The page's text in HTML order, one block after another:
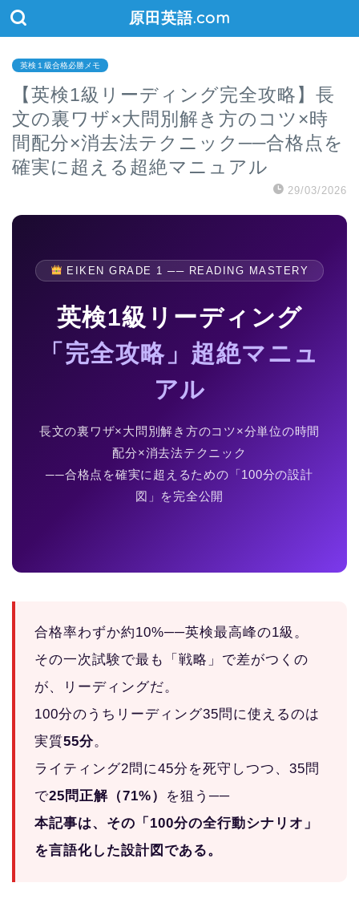
原田英語.com
英検１級合格必勝メモ
【英検1級リーディング完全攻略】長
文の裏ワザ×大問別解き方のコツ×時
間配分×消去法テクニック──合格点を
確実に超える超絶マニュアル
29/03/2026
EIKEN GRADE 1 ── READING MASTERY
英検1級リーディング
「完全攻略」超絶マニュ
アル
長文の裏ワザ×大問別解き方のコツ×分単位の時間
配分×消去法テクニック
──合格点を確実に超えるための「100分の設計
図」を完全公開
合格率わずか約10%──英検最高峰の1級。
その一次試験で最も「戦略」で差がつくの
が、リーディングだ。
100分のうちリーディング35問に使えるのは
実質55分。
ライティング2問に45分を死守しつつ、35問
で25問正解（71%）
を狙う──
本記事は、その「100分の全行動シナリオ」
を言語化した設計図である。